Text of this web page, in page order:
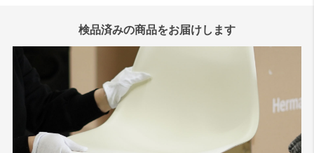
検品済みの商品をお届けします